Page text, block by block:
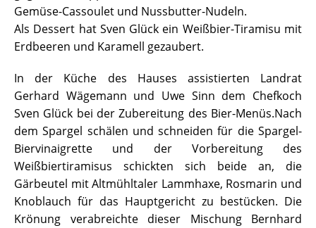
Gemüse-Cassoulet und Nussbutter-Nudeln.
Als Dessert hat Sven Glück ein Weißbier-Tiramisu mit
Erdbeeren und Karamell gezaubert.
In der Küche des Hauses assistierten Landrat
Gerhard Wägemann und Uwe Sinn dem Chefkoch
Sven Glück bei der Zubereitung des Bier-Menüs.Nach
dem Spargel schälen und schneiden für die Spargel-
Biervinaigrette und der Vorbereitung des
Weißbiertiramisus schickten sich beide an, die
Gärbeutel mit Altmühltaler Lammhaxe, Rosmarin und
Knoblauch für das Hauptgericht zu bestücken. Die
Krönung verabreichte dieser Mischung Bernhard